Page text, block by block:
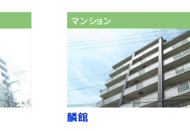
マンション
麟館